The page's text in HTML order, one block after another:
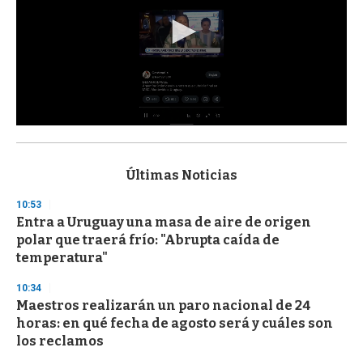
s
d
s
o
f
3
s
e
c
o
n
Últimas Noticias
10:53
Entra a Uruguay una masa de aire de origen
polar que traerá frío: "Abrupta caída de
temperatura"
10:34
Maestros realizarán un paro nacional de 24
horas: en qué fecha de agosto será y cuáles son
los reclamos